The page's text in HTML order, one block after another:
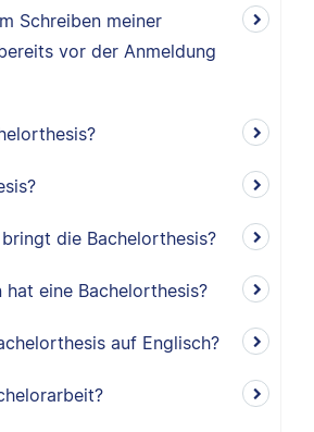
Schreiben meiner
vor der Anmeldung
die Bachelorthesis?
hat eine Bachelorthesis?
auf Englisch?